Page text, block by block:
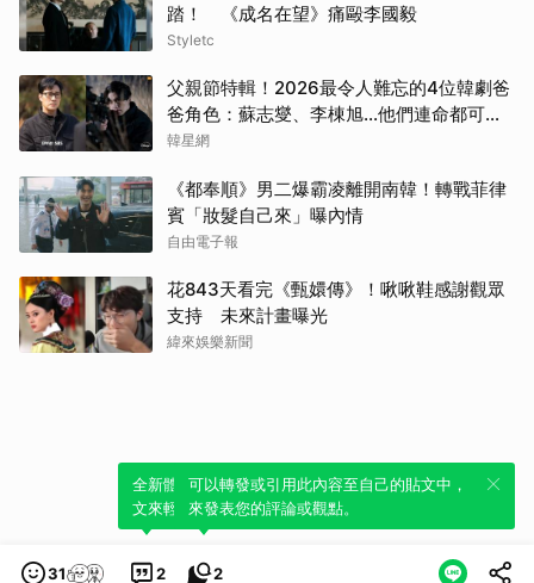
千黛
金武
踏！ 《成名在望》痛毆李國毅
Styletc
父親節特輯！2026最令人難忘的4位韓劇爸
爸角色：蘇志燮、李棟旭...他們連命都可以
不要
韓星網
《都奉順》男二爆霸凌離開南韓！轉戰菲律
賓「妝髮自己來」曝內情
自由電子報
花843天看完《甄嬛傳》！啾啾鞋感謝觀眾
支持 未來計畫曝光
緯來娛樂新聞
31 2
全新體驗！一鍵引用此內容，透過發布貼
文來輕鬆表達個人立場。
2
可以轉發或引用此內容至自己的貼文中，
來發表您的評論或觀點。